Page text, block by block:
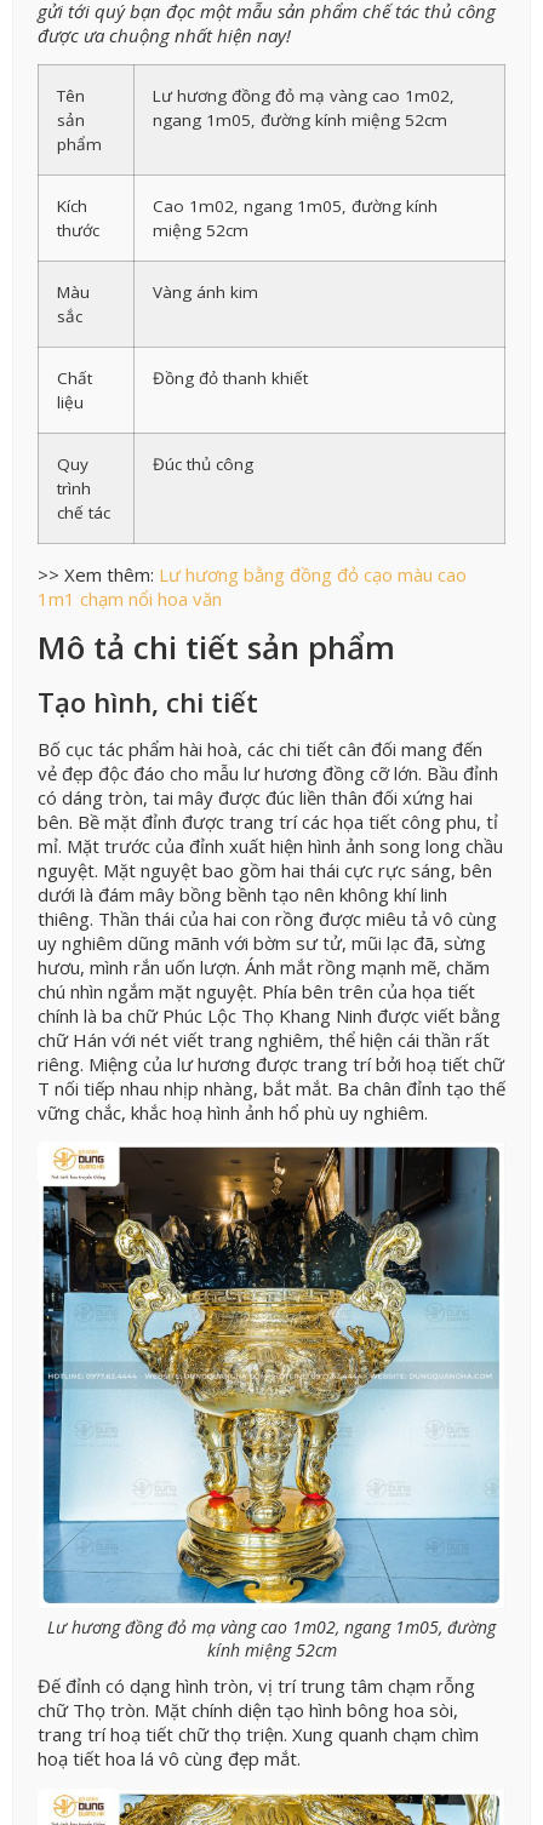
gửi tới quý bạn đọc một mẫu sản phẩm chế tác thủ công
được ưa chuộng nhất hiện nay!
Tên
sản
phẩm
Lư hương đồng đỏ mạ vàng cao 1m02,
ngang 1m05, đường kính miệng 52cm
Kích
thước
Cao 1m02, ngang 1m05, đường kính
miệng 52cm
Màu
sắc
Vàng ánh kim
Chất
liệu
Đồng đỏ thanh khiết
Quy
trình
chế tác
Đúc thủ công
>> Xem thêm: Lư hương bằng đồng đỏ cạo màu cao
1m1 chạm nổi hoa văn
Mô tả chi tiết sản phẩm
Tạo hình, chi tiết
Bố cục tác phẩm hài hoà, các chi tiết cân đối mang đến
vẻ đẹp độc đáo cho mẫu lư hương đồng cỡ lớn. Bầu đỉnh
có dáng tròn, tai mây được đúc liền thân đối xứng hai
bên. Bề mặt đỉnh được trang trí các họa tiết công phu, tỉ
mỉ. Mặt trước của đỉnh xuất hiện hình ảnh song long chầu
nguyệt. Mặt nguyệt bao gồm hai thái cực rực sáng, bên
dưới là đám mây bồng bềnh tạo nên không khí linh
thiêng. Thần thái của hai con rồng được miêu tả vô cùng
uy nghiêm dũng mãnh với bờm sư tử, mũi lạc đã, sừng
hươu, mình rắn uốn lượn. Ánh mắt rồng mạnh mẽ, chăm
chú nhìn ngắm mặt nguyệt. Phía bên trên của họa tiết
chính là ba chữ Phúc Lộc Thọ Khang Ninh được viết bằng
chữ Hán với nét viết trang nghiêm, thể hiện cái thần rất
riêng. Miệng của lư hương được trang trí bởi hoạ tiết chữ
T nối tiếp nhau nhịp nhàng, bắt mắt. Ba chân đỉnh tạo thế
vững chắc, khắc hoạ hình ảnh hổ phù uy nghiêm.
Lư hương đồng đỏ mạ vàng cao 1m02, ngang 1m05, đường
kính miệng 52cm
Đế đỉnh có dạng hình tròn, vị trí trung tâm chạm rỗng
chữ Thọ tròn. Mặt chính diện tạo hình bông hoa sòi,
trang trí hoạ tiết chữ thọ triện. Xung quanh chạm chìm
hoạ tiết hoa lá vô cùng đẹp mắt.